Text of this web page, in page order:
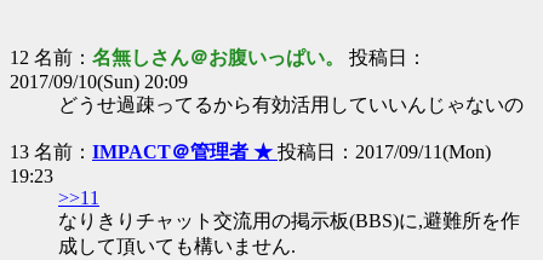
12 名前： 名無しさん＠お腹いっぱい。 投稿日：
2017/09/10(Sun) 20:09
どうせ過疎ってるから有効活用していいんじゃないの
13 名前： IMPACT＠管理者 ★ 投稿日：2017/09/11(Mon)
19:23
>>11
なりきりチャット交流用の掲示板(BBS)に,避難所を作
成して頂いても構いません.